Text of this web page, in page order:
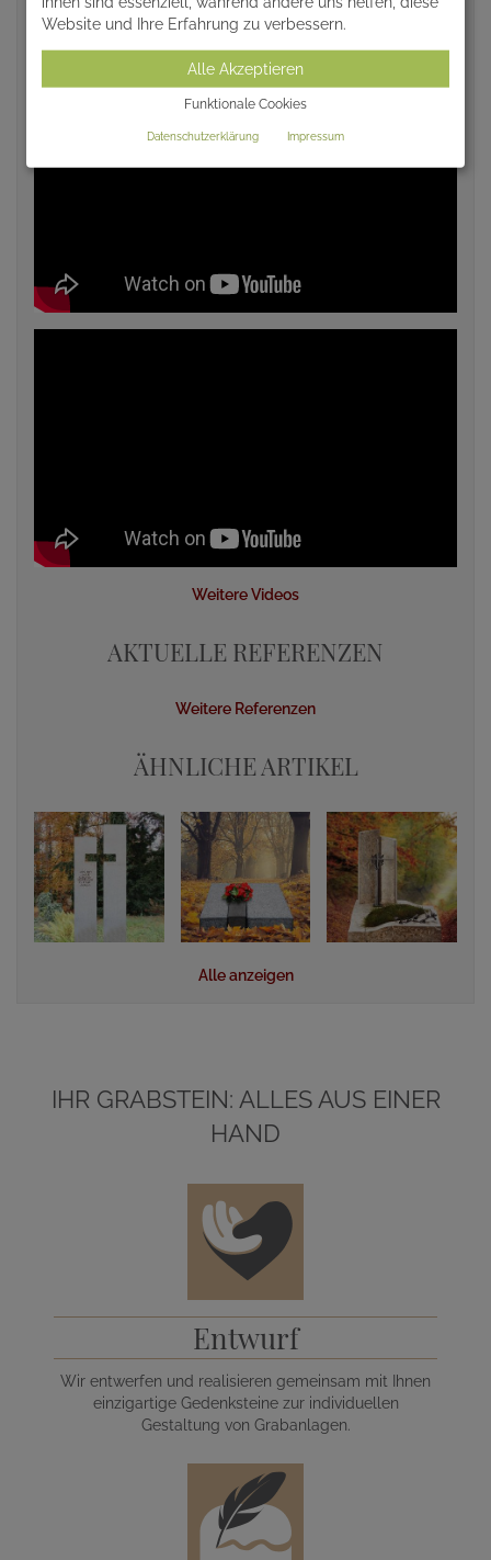
Weitere Videos
AKTUELLE REFERENZEN
Weitere Referenzen
ÄHNLICHE ARTIKEL
Alle anzeigen
IHR GRABSTEIN: ALLES AUS EINER
HAND
Entwurf
Wir entwerfen und realisieren gemeinsam mit Ihnen
einzigartige Gedenksteine zur individuellen
Gestaltung von Grabanlagen.
Website und Ihre Erfahrung zu verbessern.
Alle Akzeptieren
Funktionale Cookies
Datenschutzerklärung Impressum